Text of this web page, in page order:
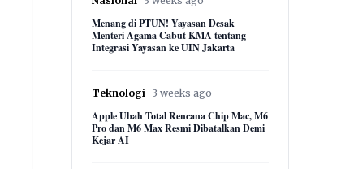
Menang di PTUN! Yayasan Desak
Menteri Agama Cabut KMA tentang
Integrasi Yayasan ke UIN Jakarta
Teknologi 3 weeks ago
Apple Ubah Total Rencana Chip Mac, M6
Pro dan M6 Max Resmi Dibatalkan Demi
Kejar AI